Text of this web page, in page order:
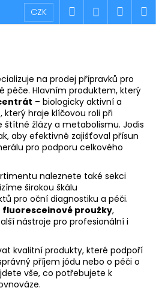
CZK Hledat
na prodej přípravků pro
péče. Hlavním produktem, který
– biologicky aktivní a
hraje klíčovou roli při
žlázy a metabolismu. Jodis
aby efektivně zajišťoval přísun
pro podporu celkového
naleznete také sekci
širokou škálu
pro oční diagnostiku a péči.
fluoresceinové proužky,
nástroje pro profesionální i
kvalitní produkty, které podpoří
příjem jódu nebo o péči o
vše, co potřebujete k